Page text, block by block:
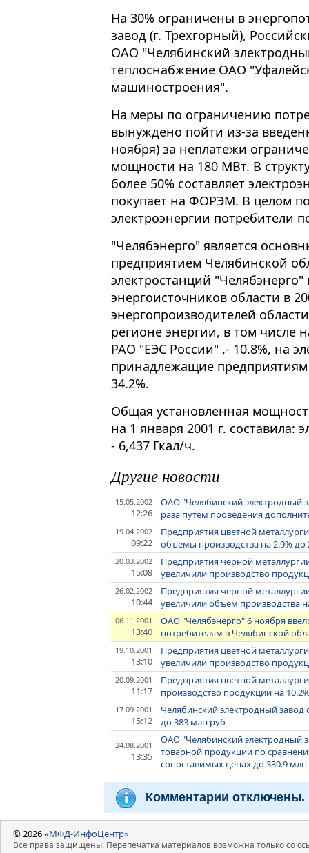
На 30% ограничены в
завод (г. Трехгорный),
ОАО "Челябинский
теплоснабжение ОАО
машиностроения".
На меры по ограничению
вынуждено пойти из-за
ноября) за неплатежи
мощности на 180 МВт. В
более 50% составляет
покупает на ФОРЭМ. В целом
электроэнергии потребители
"Челябэнерго" является
предприятием Челябинской
электростанций
энергоисточников области в
энергопроизводителей
регионе энергии, в том
РАО "ЕЭС России" ,- 10.8%, на
принадлежащие предприятиям
34.2%.
Общая установленная
на 1 января 2001 г. составила:
- 6,437 Гкал/ч.
Другие новости
15.05.2002
12:26
ОАО "Челябинский электродный
раза путем проведения
19.04.2002
09:22
Предприятия цветной
объемы производства на 2.9% до
20.03.2002
15:08
Предприятия черной
увеличили производство
26.02.2002
10:44
Предприятия черной
увеличили объем производства
06.11.2001
13:40
ОАО "Челябэнерго" 6 ноября
потребителям в Челябинской
19.10.2001
13:10
Предприятия цветной
увеличили производство
20.09.2001
11:17
Предприятия цветной
производство продукции на
17.09.2001
15:12
Челябинский электродный завод
до 383 млн руб
24.08.2001
13:35
ОАО "Челябинский электродный
товарной продукции по
сопоставимых ценах до 330.9
Комментарии отключены.
© 2026«МФД-ИнфоЦентр»
Все права защищены. Перепечатка материалов возможна только со